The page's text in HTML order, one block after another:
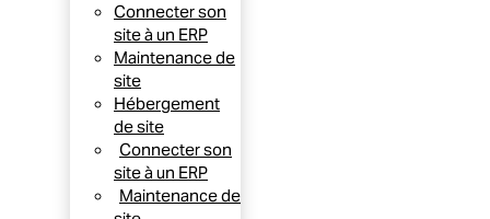
Connecter son
site à un ERP
Maintenance de
site
Hébergement
de site
Connecter son
site à un ERP
Maintenance de